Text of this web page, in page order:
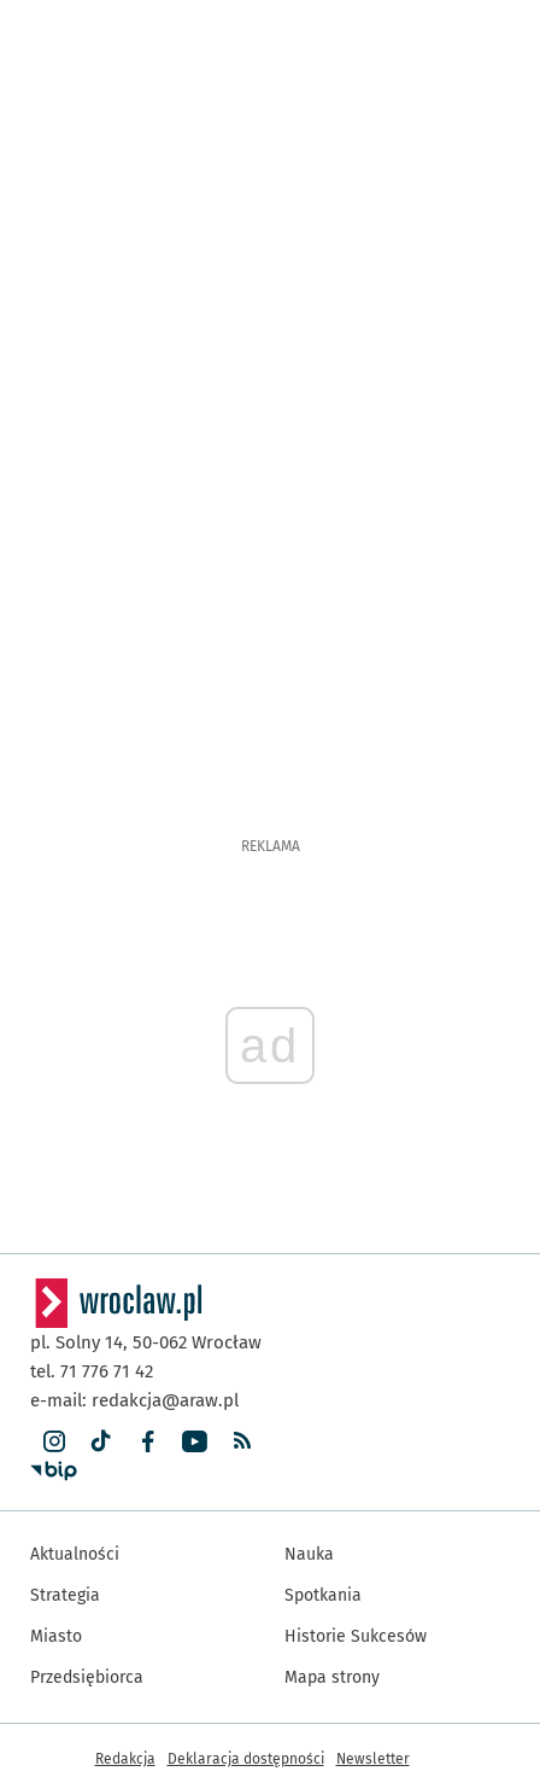
REKLAMA
ad
pl. Solny 14, 50-062 Wrocław
tel. 71 776 71 42
e-mail: redakcja@araw.pl
Aktualności
Strategia
Miasto
Przedsiębiorca
Nauka
Spotkania
Historie Sukcesów
Mapa strony
Inne informacje
Redakcja Deklaracja dostępności Newsletter